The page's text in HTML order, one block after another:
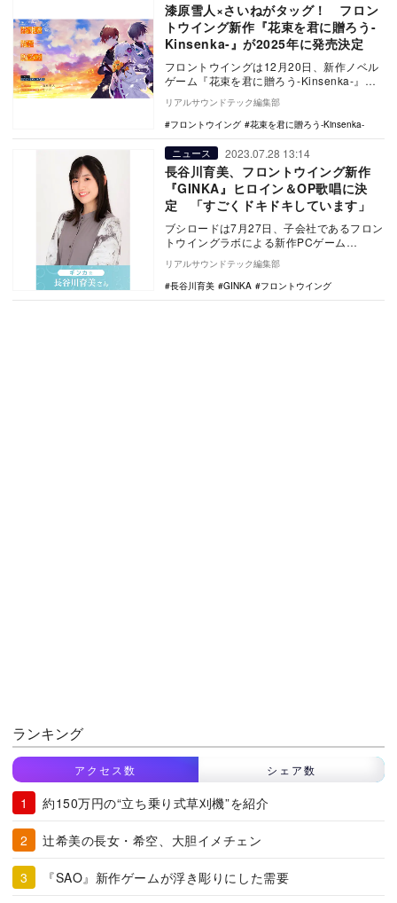
漆原雪人×さいねがタッグ！ フロン
トウイング新作『花束を君に贈ろう-
Kinsenka-』が2025年に発売決定
フロントウイングは12月20日、新作ノベル
ゲーム『花束を君に贈ろう-Kinsenka-』を
発表。2025年発売予定。
リアルサウンドテック編集部
フロントウイング
花束を君に贈ろう-Kinsenka-
ニュース 2023.07.28 13:14
長谷川育美、フロントウイング新作
『GINKA』ヒロイン＆OP歌唱に決
定 「すごくドキドキしています」
ブシロードは7月27日、子会社であるフロン
トウイングラボによる新作PCゲーム
『GINKA』のメインヒロインであるギンカ
役が、声優…
リアルサウンドテック編集部
長谷川育美
GINKA フロントウイング
ランキング
アクセス数 シェア数
約150万円の“立ち乗り式草刈機”を紹介
辻希美の長女・希空、大胆イメチェン
『SAO』新作ゲームが浮き彫りにした需要